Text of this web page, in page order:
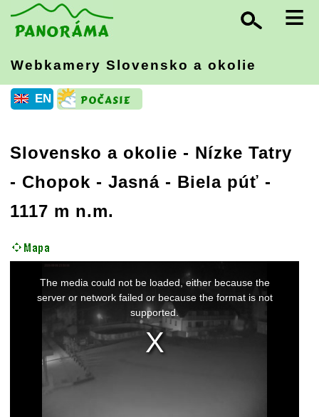
≡
Webkamery Slovensko a okolie
EN
Slovensko a okolie - Nízke Tatry
- Chopok - Jasná - Biela púť -
1117 m n.m.
The media could not be loaded, either because the
server or network failed or because the format is not
supported.